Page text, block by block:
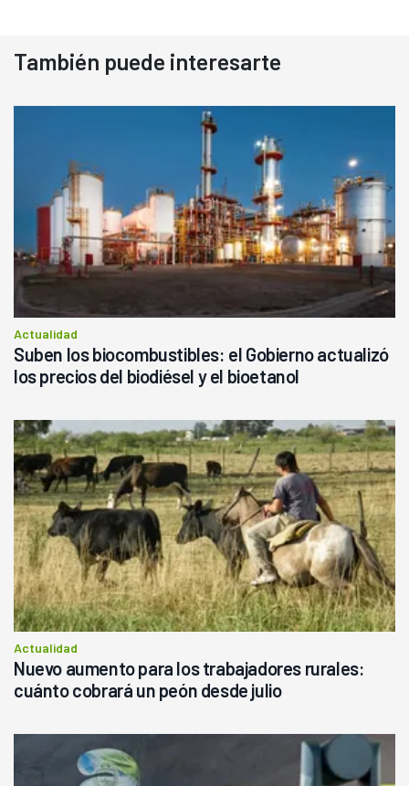
También puede interesarte
Actualidad
Suben los biocombustibles: el Gobierno actualizó
los precios del biodiésel y el bioetanol
Actualidad
Nuevo aumento para los trabajadores rurales:
cuánto cobrará un peón desde julio